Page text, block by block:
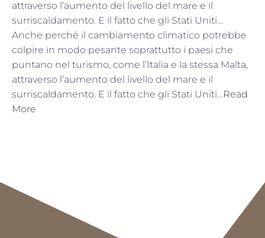
attraverso l’aumento del livello del mare e il
surriscaldamento. E il fatto che gli Stati Uniti…
Anche perché il cambiamento climatico potrebbe
colpire in modo pesante soprattutto i paesi che
puntano nel turismo, come l’Italia e la stessa Malta,
attraverso l’aumento del livello del mare e il
surriscaldamento. E il fatto che gli Stati Uniti…Read
More